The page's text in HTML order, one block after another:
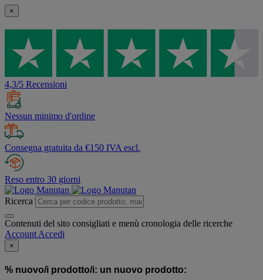
×
4,3/5 Recensioni
Nessun minimo d'ordine
Consegna gratuita da €150 IVA escl.
Reso entro 30 giorni
Ricerca
Contenuti del sito consigliati e menù cronologia delle ricerche
Account Accedi
×
% nuovo/i prodotto/i: un nuovo prodotto: